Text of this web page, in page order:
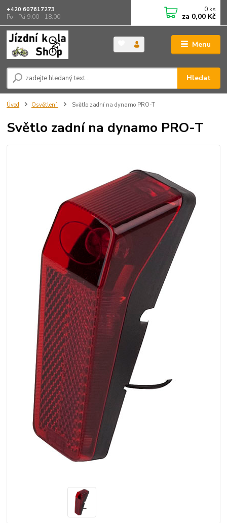
Menu
Hledat
+420 607617273
Po - Pá 9.00 - 18.00
0 ks
za 0,00 Kč
Úvod Osvětlení Světlo zadní na dynamo PRO-T
Světlo zadní na dynamo PRO-T